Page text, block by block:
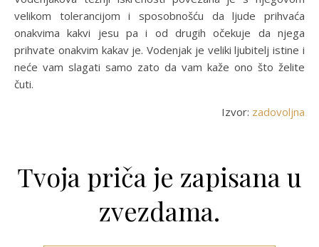
velikom tolerancijom i sposobnošću da ljude prihvaća
onakvima kakvi jesu pa i od drugih očekuje da njega
prihvate onakvim kakav je. Vodenjak je veliki ljubitelj istine i
neće vam slagati samo zato da vam kaže ono što želite
čuti.
Izvor: zadovoljna
Tvoja priča je zapisana u
zvezdama.